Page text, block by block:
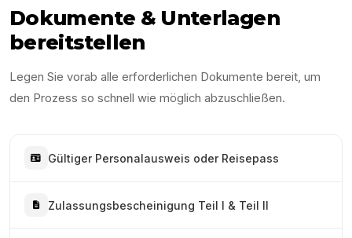
Dokumente & Unterlagen
bereitstellen
Legen Sie vorab alle erforderlichen Dokumente bereit, um
den Prozess so schnell wie möglich abzuschließen.
Gültiger Personalausweis oder Reisepass
Zulassungsbescheinigung Teil I & Teil II